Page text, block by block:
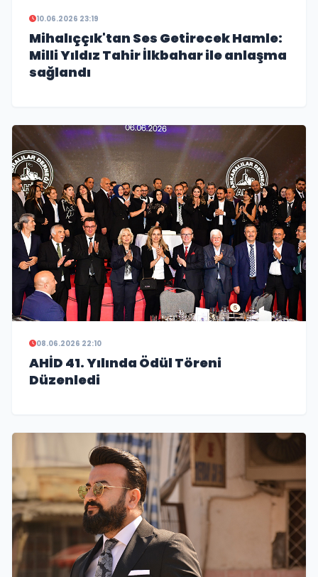
10.06.2026 23:19
Mihalıççık'tan Ses Getirecek Hamle:
Milli Yıldız Tahir İlkbahar ile anlaşma
sağlandı
08.06.2026 22:10
AHİD 41. Yılında Ödül Töreni
Düzenledi